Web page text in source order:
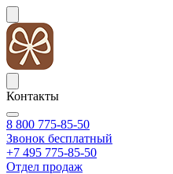
Контакты
8 800 775-85-50
Звонок бесплатный
+7 495 775-85-50
Отдел продаж